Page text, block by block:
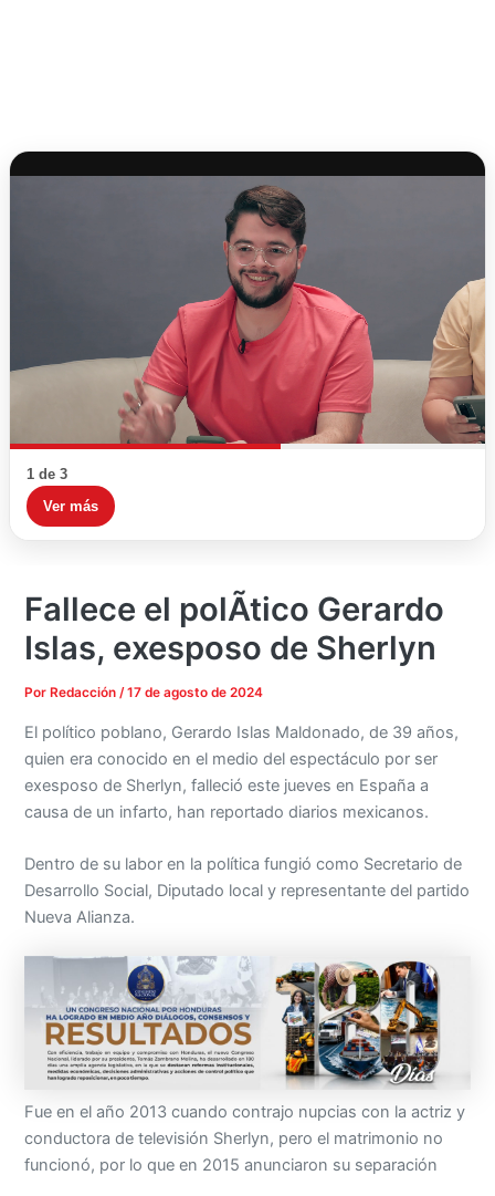
1 de 3
Ver más
Fallece el polÃ­tico Gerardo
Islas, exesposo de Sherlyn
Por Redacción/17 de agosto de 2024
El político poblano, Gerardo Islas Maldonado, de 39 años,
quien era conocido en el medio del espectáculo por ser
exesposo de Sherlyn, falleció este jueves en España a
causa de un infarto, han reportado diarios mexicanos.
Dentro de su labor en la política fungió como Secretario de
Desarrollo Social, Diputado local y representante del partido
Nueva Alianza.
Fue en el año 2013 cuando contrajo nupcias con la actriz y
conductora de televisión Sherlyn, pero el matrimonio no
funcionó, por lo que en 2015 anunciaron su separación